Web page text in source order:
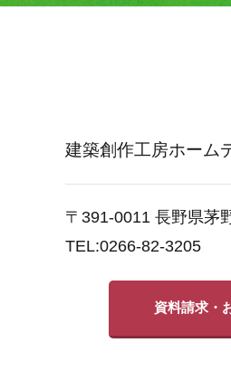
建築創作工房ホーム
〒391-0011 長野県茅
TEL:0266-82-3205
資料請求・